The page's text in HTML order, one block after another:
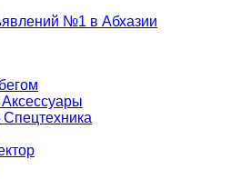
№1 в Абхазии
Спецтехника